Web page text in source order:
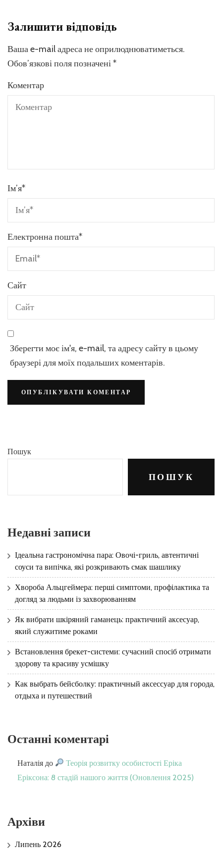
Залишити відповідь
Ваша e-mail адреса не оприлюднюватиметься.
Обов’язкові поля позначені*
Коментар
Ім’я*
Електронна пошта*
Сайт
Зберегти моє ім'я, e-mail, та адресу сайту в цьому
браузері для моїх подальших коментарів.
Пошук
ПОШУК
Недавні записи
Ідеальна гастрономічна пара: Овочі-гриль, автентичні
соуси та випічка, які розкривають смак шашлику
Хвороба Альцгеймера: перші симптоми, профілактика та
догляд за людьми із захворюванням
Як вибрати шкіряний гаманець: практичний аксесуар,
який служитиме роками
Встановлення брекет-системи: сучасний спосіб отримати
здорову та красиву усмішку
Как выбрать бейсболку: практичный аксессуар для города,
отдыха и путешествий
Останні коментарі
Наталія до
Теорія розвитку особистості Еріка
Еріксона: 8 стадій нашого життя (Оновлення 2025)
Архіви
Липень 2026